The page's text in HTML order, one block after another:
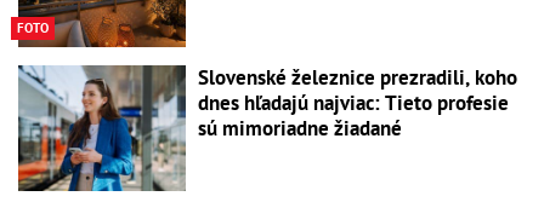
FOTO
Slovenské železnice prezradili, koho
dnes hľadajú najviac: Tieto profesie
sú mimoriadne žiadané